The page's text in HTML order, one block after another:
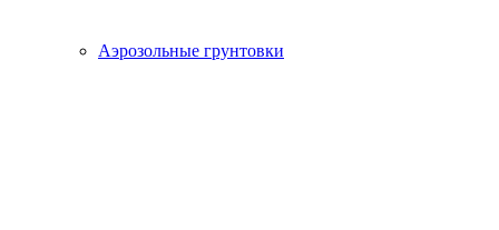
Аэрозольные грунтовки